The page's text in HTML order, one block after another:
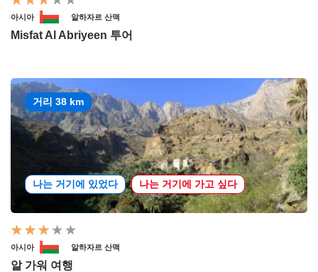
아시아 알하자르 산맥
Misfat Al Abriyeen 투어
거리 38 km
나는 거기에 있었다 나는 거기에 가고 싶다
아시아 알하자르 산맥
알 가워 여행